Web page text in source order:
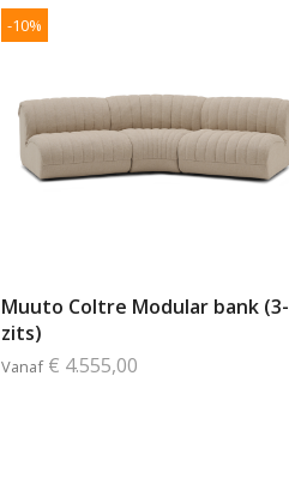
-10%
Muuto Coltre Modular bank (3-
zits)
Vanaf € 4.555,00